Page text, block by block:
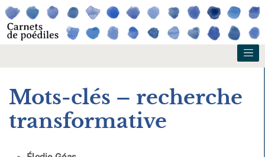
Mots-clés – recherche
transformative